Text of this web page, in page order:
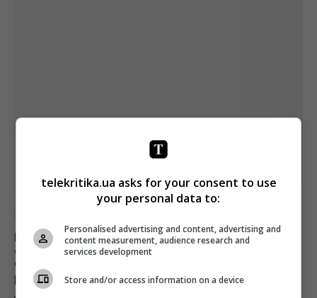
ЗМІ
Михаил Зыгарь: Нам постоянно
отстреливали какую-то часть тела.
Сначала аудиторию, потом
рекламодателей
telekritika.ua asks for your consent to use
your personal data to:
Personalised advertising and content, advertising and
content measurement, audience research and
services development
Store and/or access information on a device